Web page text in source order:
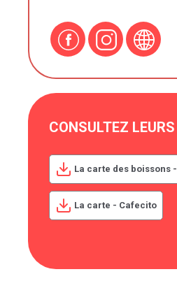
CONSULTEZ
La carte des boissons
La carte - Cafecito